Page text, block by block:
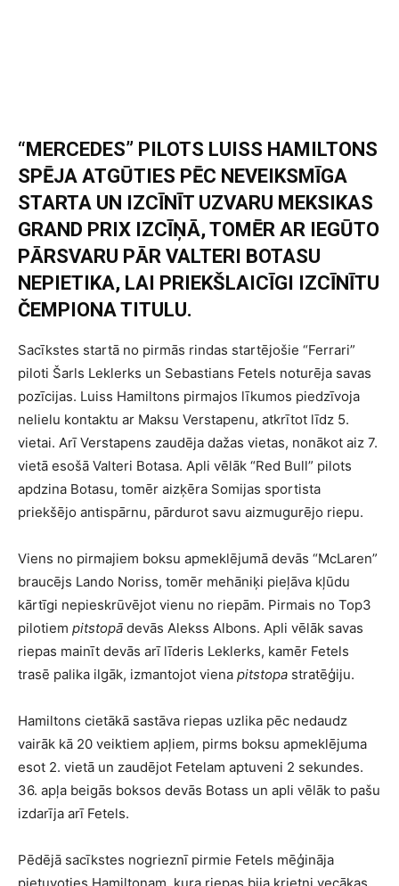
“MERCEDES” PILOTS LUISS HAMILTONS
SPĒJA ATGŪTIES PĒC NEVEIKSMĪGA
STARTA UN IZCĪNĪT UZVARU MEKSIKAS
GRAND PRIX IZCĪŅĀ, TOMĒR AR IEGŪTO
PĀRSVARU PĀR VALTERI BOTASU
NEPIETIKA, LAI PRIEKŠLAICĪGI IZCĪNĪTU
ČEMPIONA TITULU.
Sacīkstes startā no pirmās rindas startējošie “Ferrari”
piloti Šarls Leklerks un Sebastians Fetels noturēja savas
pozīcijas. Luiss Hamiltons pirmajos līkumos piedzīvoja
nelielu kontaktu ar Maksu Verstapenu, atkrītot līdz 5.
vietai. Arī Verstapens zaudēja dažas vietas, nonākot aiz 7.
vietā esošā Valteri Botasa. Apli vēlāk “Red Bull” pilots
apdzina Botasu, tomēr aizķēra Somijas sportista
priekšējo antispārnu, pārdurot savu aizmugurējo riepu.
Viens no pirmajiem boksu apmeklējumā devās “McLaren”
braucējs Lando Noriss, tomēr mehāniķi pieļāva kļūdu
kārtīgi nepieskrūvējot vienu no riepām. Pirmais no Top3
pilotiem pitstopā devās Alekss Albons. Apli vēlāk savas
riepas mainīt devās arī līderis Leklerks, kamēr Fetels
trasē palika ilgāk, izmantojot viena pitstopa stratēģiju.
Hamiltons cietākā sastāva riepas uzlika pēc nedaudz
vairāk kā 20 veiktiem apļiem, pirms boksu apmeklējuma
esot 2. vietā un zaudējot Fetelam aptuveni 2 sekundes.
36. apļa beigās boksos devās Botass un apli vēlāk to pašu
izdarīja arī Fetels.
Pēdējā sacīkstes nogrieznī pirmie Fetels mēģināja